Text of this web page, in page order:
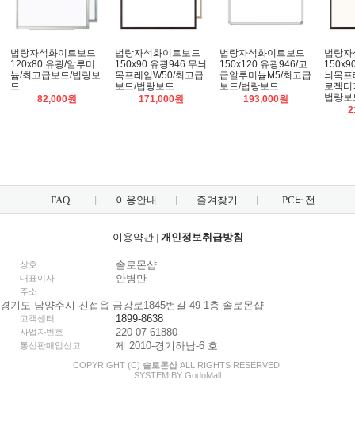
법랑자석화이트보드
120x80 유광/알루미
늄/최고급보드/법랑보
드
82,000원
법랑자석화이트보드
150x90 유광946 무늬
목프레임W50/최고급
보드/법랑보드
171,000원
법랑자석화이트보드
150x120 유광946/고
급알루미늄M5/최고급
보드/법랑보드
193,000원
법랑
늬목
로젝
법랑보
FAQ 이용안내 즐겨찾기 PC버전
이용약관| 개인정보취급방침
상호 솔로몬샵
대표이사 안병만
주소
경기도 남양주시 진접읍 금강로1845번길 49 1층 솔로몬샵
고객센터 1899-8638
사업자번호 220-07-61880
통신판매업신고 제 2010-경기하남-6 호
COPYRIGHT (C) 솔로몬샵 ALL RIGHTS RESERVED.
SYSTEM BY GodoMall